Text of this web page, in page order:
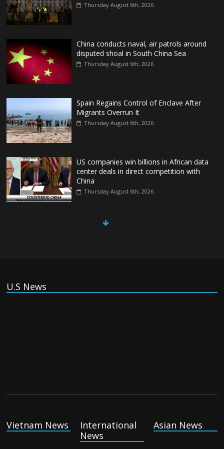
Thursday August 6th, 2026
China conducts naval, air patrols around
disputed shoal in South China Sea
Thursday August 6th, 2026
Spain Regains Control of Enclave After
Migrants Overrun It
Thursday August 6th, 2026
US companies win billions in African data
center deals in direct competition with
China
Thursday August 6th, 2026
(Tiếng Việt) Trung Quốc va chạm với Philippines trong khi
U.S News
Vietnam News
International
News
Asian News